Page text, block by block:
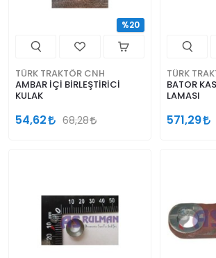
TÜRK TRAKTÖR CNH
AMBAR İÇİ BİRLEŞTİRİCİ
KULAK
54,62 68,28
%20
TÜRK
BATOR
LAMASI
571,29